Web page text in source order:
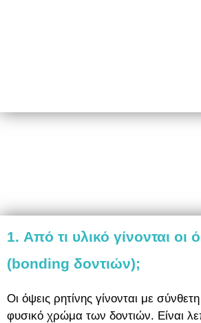
1. Από τι υλικό γίνονται οι
(bonding δοντιών);
Οι όψεις ρητίνης γίνονται με
φυσικό χρώμα των δοντιών. Είναι